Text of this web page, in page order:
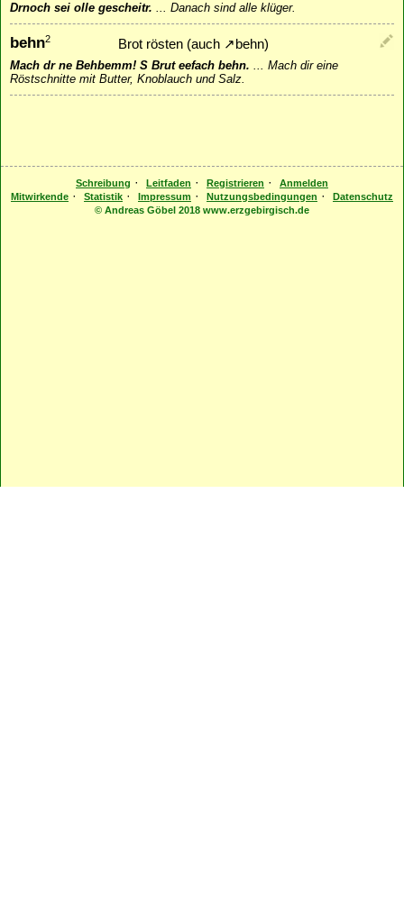
Drnoch sei olle gescheitr. ... Danach sind alle klüger.
behn2 Brot rösten (auch ↗ behn)
Mach dr ne Behbemm! S Brut eefach behn. ... Mach dir eine
Röstschnitte mit Butter, Knoblauch und Salz.
Schreibung · Leitfaden · Registrieren ·
Anmelden
Mitwirkende · Statistik · Impressum · Nutzungsbedingungen ·
Datenschutz
© Andreas Göbel 2018 www.erzgebirgisch.de